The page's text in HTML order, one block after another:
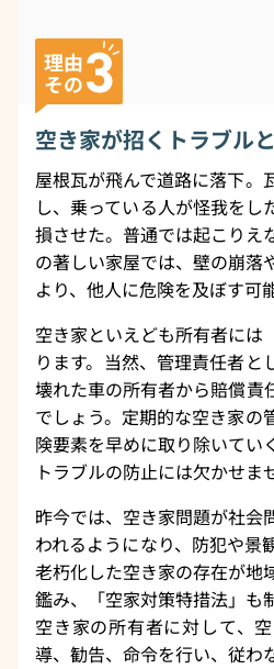
空き家が招くトラブル
屋根瓦が飛んで道路に落下。
し、乗っている人が怪我をし
損させた。普通では起こりえ
の著しい家屋では、壁の崩落
より、他人に危険を及ぼす可
空き家といえども所有者には
ります。当然、管理責任者と
壊れた車の所有者から賠償責
でしょう。定期的な空き家の
険要素を早めに取り除いてい
トラブルの防止には欠かせま
昨今では、空き家問題が社会
われるようになり、防犯や景
老朽化した空き家の存在が地
鑑み、「空家対策特措法」も
空き家の所有者に対して、
導、勧告、命令を行い、従わ